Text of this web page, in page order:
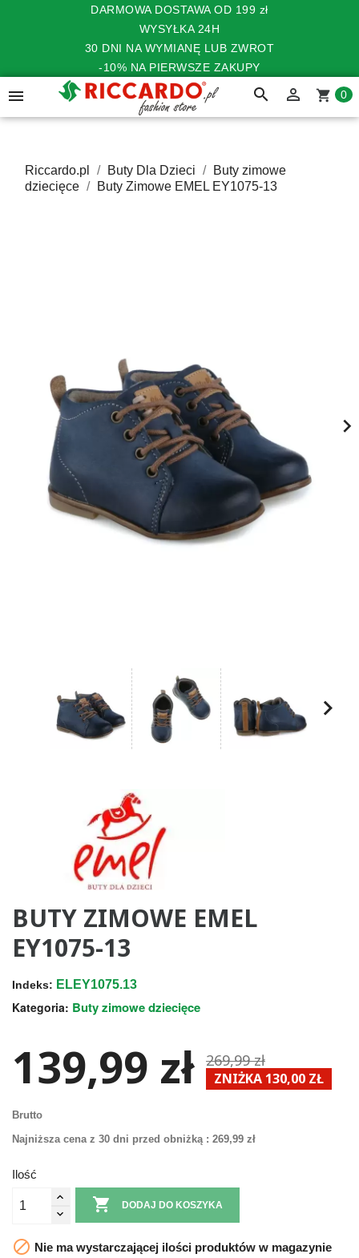
DARMOWA DOSTAWA OD 199 zł
WYSYŁKA 24H
30 DNI NA WYMIANĘ LUB ZWROT
-10% NA PIERWSZE ZAKUPY
 search  shopping_cart 0
Riccardo.pl Buty Dla Dzieci
Buty zimowe
dziecięce
Buty Zimowe EMEL EY1075-13

BUTY ZIMOWE EMEL
EY1075-13
Indeks: ELEY1075.13
Kategoria: Buty zimowe dziecięce
139,99 zł 269,99 zł
ZNIŻKA 130,00 ZŁ
Brutto
Najniższa cena z 30 dni przed obniżką : 269,99 zł
Ilość
 DODAJ DO KOSZYKA
 Nie ma wystarczającej ilości produktów w magazynie